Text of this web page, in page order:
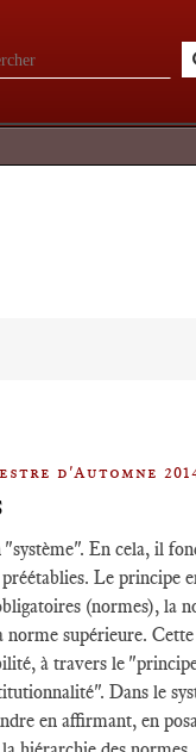
d'Automne
En cela, il
Le principe
(normes), la
norme supérieure.
à travers le
Dans le
en affirmant, en